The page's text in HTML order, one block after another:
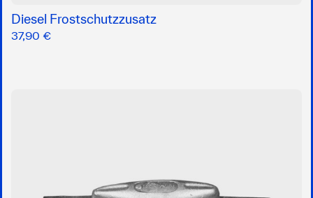
Diesel Frostschutzzusatz
37,90 €